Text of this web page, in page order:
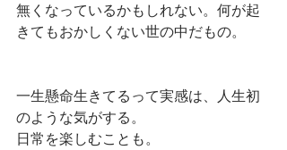
無くなっているかもしれない。何が起
きてもおかしくない世の中だもの。
一生懸命生きてるって実感は、人生初
のような気がする。
日常を楽しむことも。